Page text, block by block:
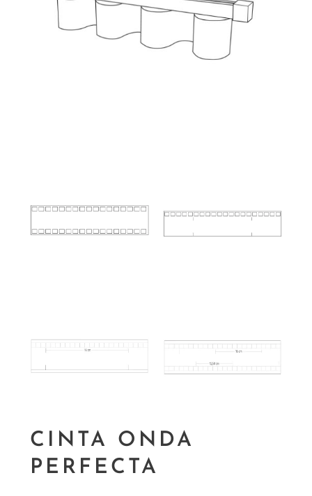
CINTA ONDA
PERFECTA